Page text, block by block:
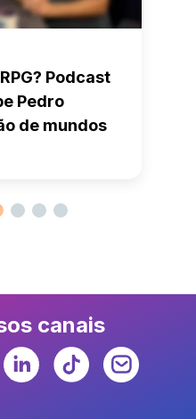
Podcast
Pedro
de mundos
canais